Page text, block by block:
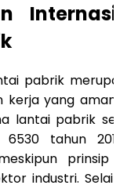
pabrik
yang
lantai pabrik
6530 tahun
prinsip
industri.